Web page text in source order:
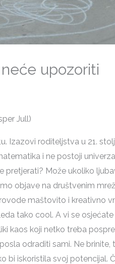
upozoriti
Jull)
Izazovi roditeljstva u 21.
i ne postoji
pretjerati? Može ukoliko
objave na društvenim
maštovito i kreativno
tako cool. A vi se
kaos koji netko treba
odraditi sami. Ne
bi iskoristila svoj potencijal.